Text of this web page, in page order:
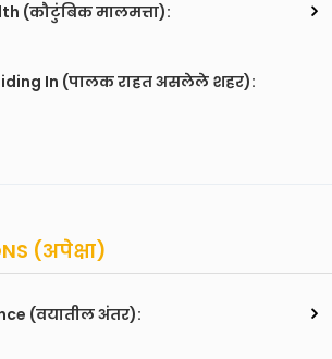
(कौटुंबिक मालमत्ता):
In (पालक राहत असलेले शहर):
(अपेक्षा)
(वयातील अंतर):